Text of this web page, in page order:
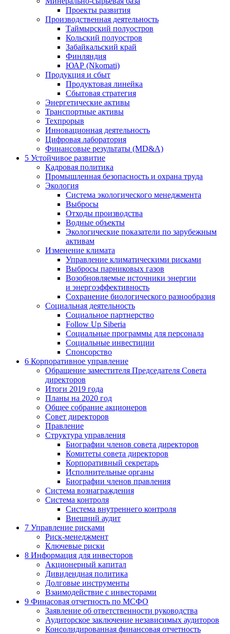
Проекты развития
Производственная деятельность
Таймырский полуостров
Кольский полуостров
Забайкальский край
Финляндия
ЮАР (Nkomati)
Продукция и сбыт
Продуктовая линейка
Сбытовая стратегия
Энергетические активы
Транспортные активы
Техпрорыв
Инновационная деятельность
Цифровая лаборатория
Финансовые результаты (MD&A)
5 Устойчивое развитие
Кадровая политика
Промышленная безопасность и охрана труда
Экология
Система экологического менеджмента
Выбросы
Отходы производства
Водные объекты
Экологические показатели по зарубежным
активам
Изменение климата
Управление климатическими рисками
Выбросы парниковых газов
Возобновляемые источники энергии
и энергоэффективность
Сохранение биологического разнообразия
Социальная деятельность
Социальное партнерство
Follow Up Siberia
Социальные программы для персонала
Социальные инвестиции
Спонсорство
6 Корпоративное управление
Обращение заместителя Председателя Совета
директоров
Итоги 2019 года
Планы на 2020 год
Общее собрание акционеров
Совет директоров
Правление
Структура управления
Биографии членов совета директоров
Комитеты совета директоров
Корпоративный секретарь
Исполнительные органы
Биографии членов правления
Система вознаграждения
Система контроля
Система внутреннего контроля
Внешний аудит
7 Управление рисками
Риск-менеджмент
Ключевые риски
8 Информация для инвесторов
Акционерный капитал
Дивидендная политика
Долговые инструменты
Взаимодействие с инвеcторами
9 Финасовая отчетность по МСФО
Заявление об ответственности руководства
Аудиторское заключение независимых аудиторов
Консолидированная финансовая отчетность